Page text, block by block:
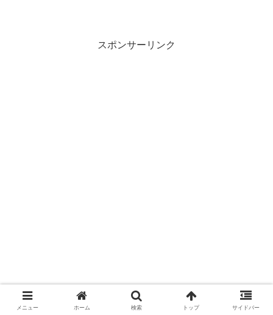
スポンサーリンク
メニュー ホーム 検索 トップ サイドバー